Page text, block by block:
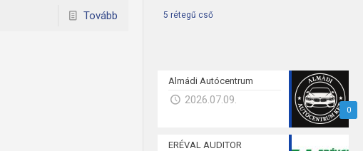
Tovább 5 rétegű cső
0
Almádi Autócentrum
2026.07.09.
ERÉVAL AUDITOR